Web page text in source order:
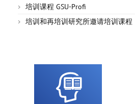
培训课程 GSU-Profi
培训和再培训研究所邀请培训课程